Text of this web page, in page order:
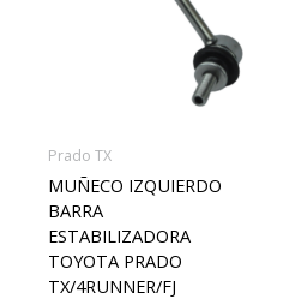
Prado TX
MUÑECO IZQUIERDO
BARRA
ESTABILIZADORA
TOYOTA PRADO
TX/4RUNNER/FJ